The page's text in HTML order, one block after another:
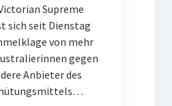
Supreme
sich seit Dienstag
von mehr
gegen
Anbieter des